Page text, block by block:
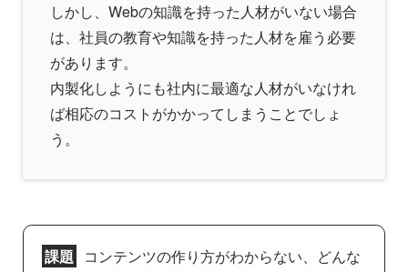
しかし、Webの知識を持った人材がいない場合
は、社員の教育や知識を持った人材を雇う必要
があります。
内製化しようにも社内に最適な人材がいなけれ
ば相応のコストがかかってしまうことでしょ
う。
課題
コンテンツの作り方がわからない、どんな